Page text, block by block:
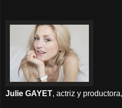
Julie GAYET, actriz y